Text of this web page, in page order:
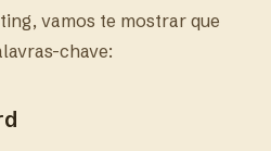
vamos te mostrar que
chave: